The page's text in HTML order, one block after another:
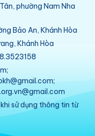
phường Nam Nha
Bảo An, Khánh Hòa
Khánh Hòa
sử dụng thông tin từ